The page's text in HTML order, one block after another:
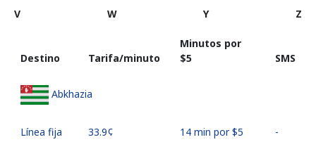
V
W Y Z
Destino Tarifa/minuto
Minutos por
⁦$5⁩
SMS
Abkhazia
Línea fija ⁦33.9¢⁩ 14 min por ⁦$5⁩ -